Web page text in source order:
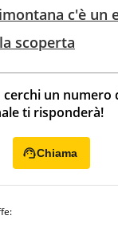
c'è un
scoperta
cerchi un numero
ti risponderà!
Chiama